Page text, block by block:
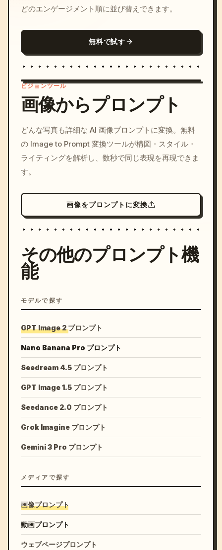
どのエンゲージメント順に並び替えできます。
無料で試す
c, cyberpunk sunset, neon
colors, 8k --v 6.0
ビジョンツール
画像からプロンプト
どんな写真も詳細な AI 画像プロンプトに変換。無料
の Image to Prompt 変換ツールが構図・スタイル・
ライティングを解析し、数秒で同じ表現を再現できま
す。
画像をプロンプトに変換
その他のプロンプト機
能
モデルで探す
GPT Image 2 プロンプト
Nano Banana Pro プロンプト
Seedream 4.5 プロンプト
GPT Image 1.5 プロンプト
Seedance 2.0 プロンプト
Grok Imagine プロンプト
Gemini 3 Pro プロンプト
メディアで探す
画像プロンプト
動画プロンプト
ウェブページプロンプト